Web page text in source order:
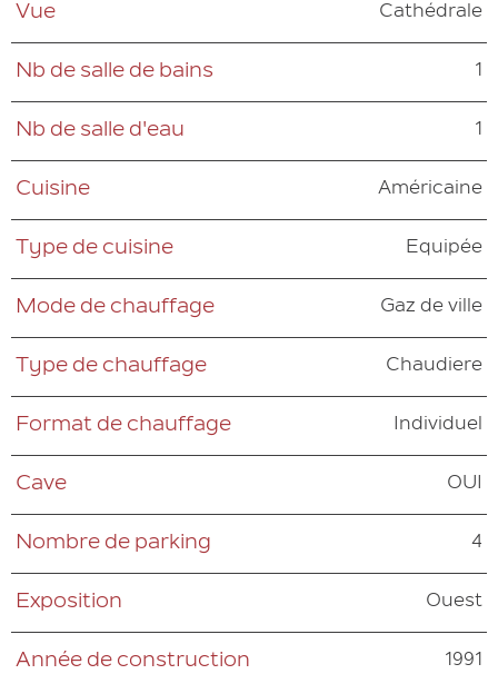
Vue Cathédrale
Nb de salle de bains 1
Nb de salle d'eau 1
Cuisine Américaine
Type de cuisine Equipée
Mode de chauffage Gaz de ville
Type de chauffage Chaudiere
Format de chauffage Individuel
Cave OUI
Nombre de parking 4
Exposition Ouest
Année de construction 1991